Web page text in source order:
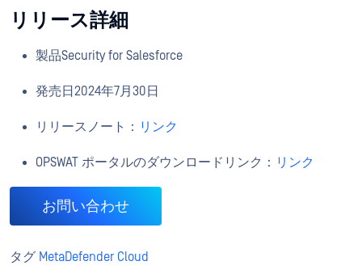
リリース詳細
製品Security for Salesforce
発売日2024年7月30日
リリースノート： リンク
OPSWAT ポータルのダウンロードリンク： リンク
お問い合わせ
タグ MetaDefender Cloud